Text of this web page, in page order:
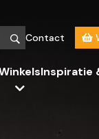
Contact
Inspiratie